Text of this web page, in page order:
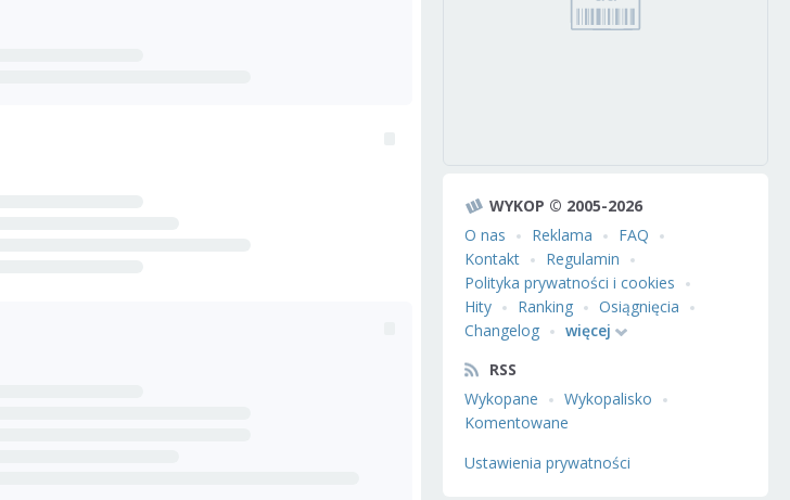
WYKOP © 2005-2026
O nas
Reklama
FAQ
Kontakt
Regulamin
Polityka prywatności i cookies
Hity
Ranking
Osiągnięcia
Changelog
więcej
RSS
Wykopane
Wykopalisko
Komentowane
Ustawienia prywatności